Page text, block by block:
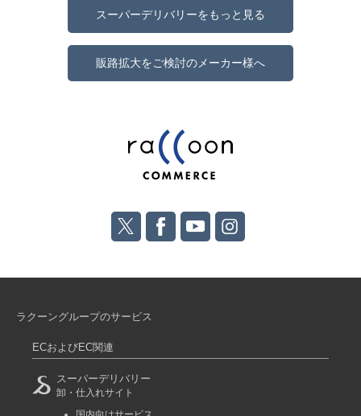
スーパーデリバリーをもっと見る
販路拡大をご検討のメーカー様へ
ラクーングループのサービス
ECおよびEC関連
スーパーデリバリー
卸・仕入れサイト